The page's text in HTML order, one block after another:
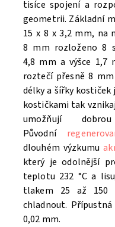
tisíce spojení a
geometrii. Základní
15 x 8 x 3,2 mm, na
8 mm rozloženo 8
4,8 mm a výšce 1,7
roztečí přesně 8
délky a šířky kostiček
kostičkami tak
umožňují
Původní
dlouhém výzkumu
který je odolnější
teplotu 232 °C a
tlakem 25 až 150
chladnout.
0,02 mm.